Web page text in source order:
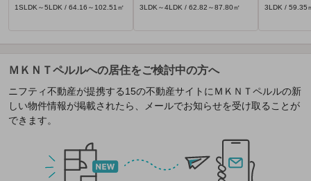
1SLDK～5LDK / 64.16～102.51㎡
3LDK～4LDK / 62.82～87.80㎡
3LDK / 59.35
ＭＫＮＴペルルへの居住をご検討中の方へ
ニフティ不動産が提携する15の不動産サイトにＭＫＮＴペルルの新
しい物件情報が掲載されたら、メールでお知らせを受け取ることが
できます。